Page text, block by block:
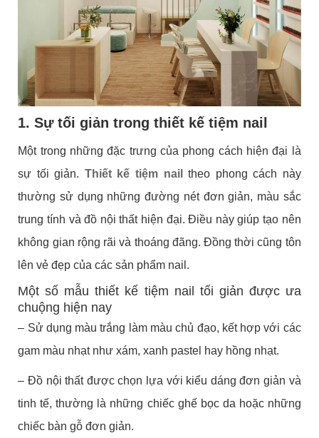
1. Sự tối giản trong thiết kế tiệm nail
Một trong những đặc trưng của phong cách hiện đại là
sự tối giản. Thiết kế tiệm nail
theo phong cách này
thường sử dụng những đường nét đơn giản, màu sắc
trung tính và đồ nội thất hiện đại. Điều này giúp tạo nên
không gian rộng rãi và thoáng đãng. Đồng thời cũng tôn
lên vẻ đẹp của các sản phẩm nail.
Một số mẫu thiết kế tiệm nail tối giản được ưa
chuộng hiện nay
– Sử dụng màu trắng làm màu chủ đạo, kết hợp với các
gam màu nhạt như xám, xanh pastel hay hồng nhạt.
– Đồ nội thất được chọn lựa với kiểu dáng đơn giản và
tinh tế, thường là những chiếc ghế bọc da hoặc những
chiếc bàn gỗ đơn giản.